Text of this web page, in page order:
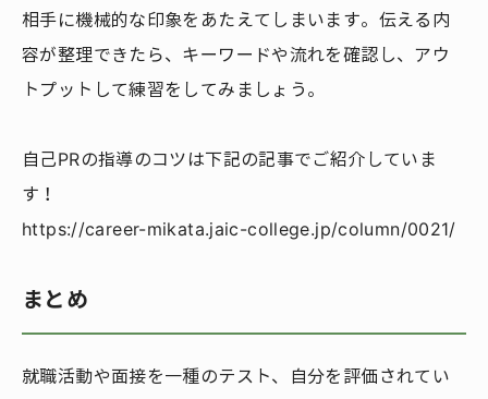
相手に機械的な印象をあたえてしまいます。伝える内
容が整理できたら、キーワードや流れを確認し、アウ
トプットして練習をしてみましょう。
自己PRの指導のコツは下記の記事でご紹介していま
す！
https://career-mikata.jaic-college.jp/column/0021/
まとめ
就職活動や面接を一種のテスト、自分を評価されてい